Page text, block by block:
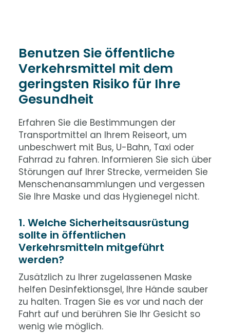
Benutzen Sie öffentliche
Verkehrsmittel mit dem
geringsten Risiko für Ihre
Gesundheit
Erfahren Sie die Bestimmungen der
Transportmittel an Ihrem Reiseort, um
unbeschwert mit Bus, U-Bahn, Taxi oder
Fahrrad zu fahren. Informieren Sie sich über
Störungen auf Ihrer Strecke, vermeiden Sie
Menschenansammlungen und vergessen
Sie Ihre Maske und das Hygienegel nicht.
1. Welche Sicherheitsausrüstung
sollte in öffentlichen
Verkehrsmitteln mitgeführt
werden?
Zusätzlich zu Ihrer zugelassenen Maske
helfen Desinfektionsgel, Ihre Hände sauber
zu halten. Tragen Sie es vor und nach der
Fahrt auf und berühren Sie Ihr Gesicht so
wenig wie möglich.